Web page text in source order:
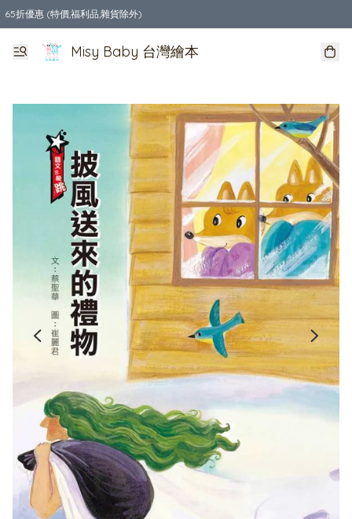
65折優惠 (特價,福利品,雜貨除外)
全店購物滿$550，免運費
Misy Baby 台灣繪本